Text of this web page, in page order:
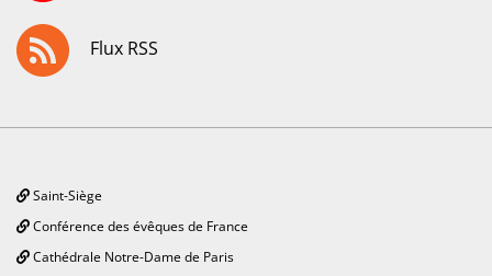
Flux RSS
Saint-Siège
Conférence des évêques de France
Cathédrale Notre-Dame de Paris